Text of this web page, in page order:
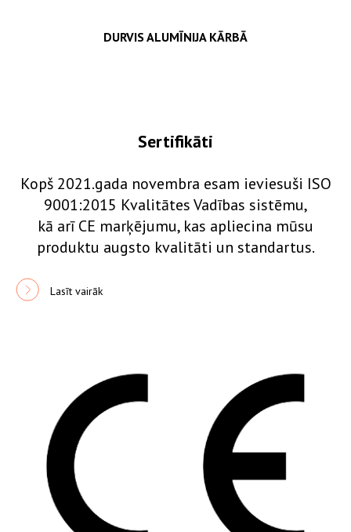
DURVIS ALUMĪNIJA KĀRBĀ
Sertifikāti
Kopš 2021.gada novembra esam ieviesuši ISO
9001:2015 Kvalitātes Vadības sistēmu,
kā arī CE marķējumu, kas apliecina mūsu
produktu augsto kvalitāti un standartus.
Lasīt vairāk